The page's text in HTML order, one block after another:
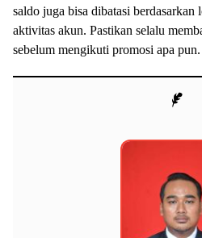
saldo juga bisa dibatasi berdasarkan
aktivitas akun. Pastikan selalu
sebelum mengikuti promosi apa pun.